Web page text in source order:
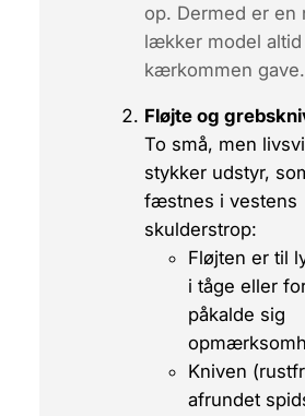
op. Dermed er en
lækker model altid
kærkommen gave.
Fløjte og
To små, men
stykker udstyr,
fæstnes i vestens
skulderstrop:
Fløjten er til
i tåge eller
påkalde sig
Kniven
afrundet